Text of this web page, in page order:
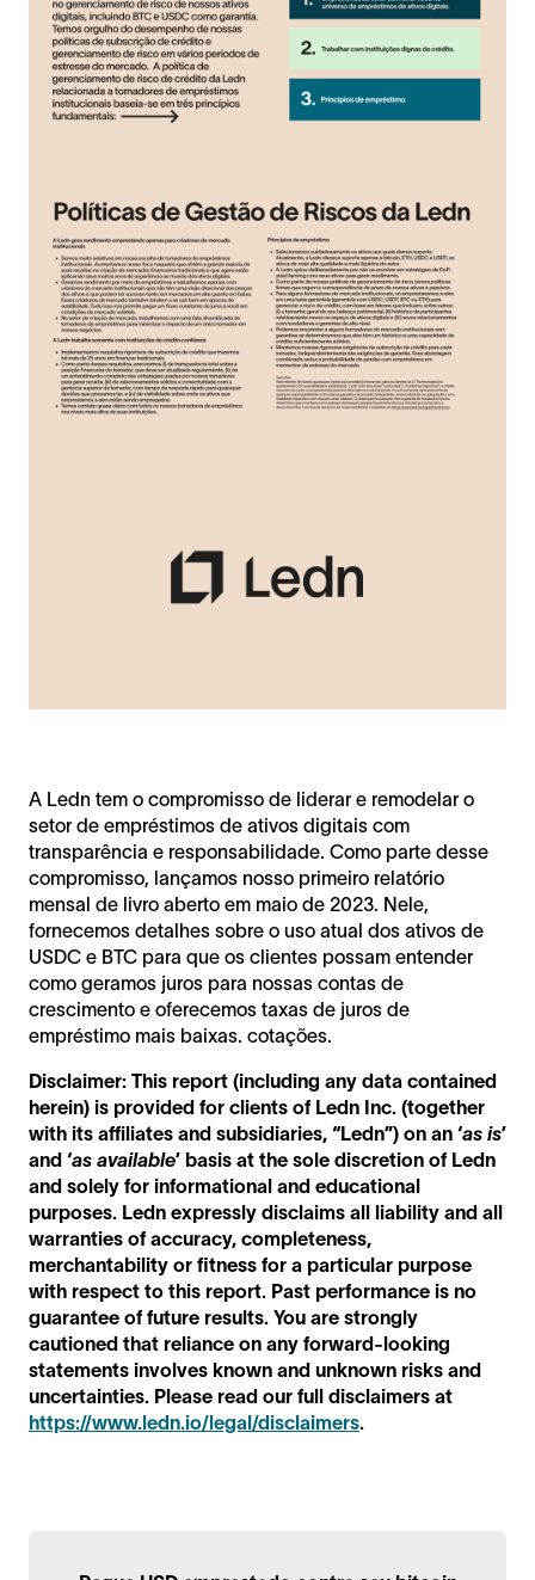
A Ledn tem o compromisso de liderar e remodelar o
setor de empréstimos de ativos digitais com
transparência e responsabilidade. Como parte desse
compromisso, lançamos nosso primeiro relatório
mensal de livro aberto em maio de 2023. Nele,
fornecemos detalhes sobre o uso atual dos ativos de
USDC e BTC para que os clientes possam entender
como geramos juros para nossas contas de
crescimento e oferecemos taxas de juros de
empréstimo mais baixas. cotações.
Disclaimer: This report (including any data contained
herein) is provided for clients of Ledn Inc. (together
with its affiliates and subsidiaries, “Ledn”) on an ‘as is’
and ‘as available’ basis at the sole discretion of Ledn
and solely for informational and educational
purposes. Ledn expressly disclaims all liability and all
warranties of accuracy, completeness,
merchantability or fitness for a particular purpose
with respect to this report. Past performance is no
guarantee of future results. You are strongly
cautioned that reliance on any forward-looking
statements involves known and unknown risks and
uncertainties. Please read our full disclaimers at
https://www.ledn.io/legal/disclaimers.